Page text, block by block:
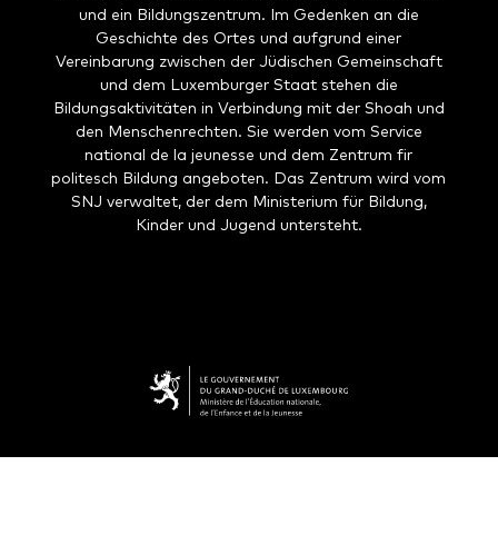
und ein Bildungszentrum. Im Gedenken an die
Geschichte des Ortes und aufgrund einer
Vereinbarung zwischen der Jüdischen Gemeinschaft
und dem Luxemburger Staat stehen die
Bildungsaktivitäten in Verbindung mit der Shoah und
den Menschenrechten. Sie werden vom Service
national de la jeunesse und dem Zentrum fir
politesch Bildung angeboten. Das Zentrum wird vom
SNJ verwaltet, der dem Ministerium für Bildung,
Kinder und Jugend untersteht.